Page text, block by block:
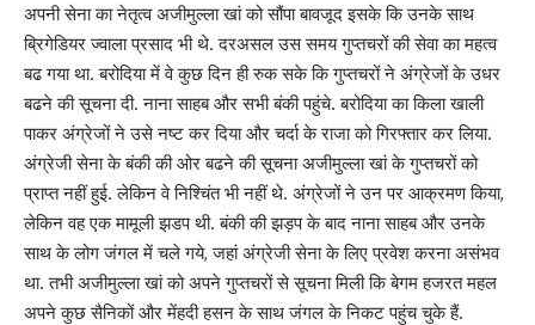
अपनी सेना का नेतृत्व अजीमुल्ला खां को सौंपा बावजूद इसके कि उनके साथ
ब्रिगेडियर ज्वाला प्रसाद भी थे. दरअसल उस समय गुप्तचरों की सेवा का महत्व
बढ गया था. बरोदिया में वे कुछ दिन ही रुक सके कि गुप्तचरों ने अंग्रेजों के उधर
बढने की सूचना दी. नाना साहब और सभी बंकी पहुंचे. बरोदिया का किला खाली
पाकर अंग्रेजों ने उसे नष्ट कर दिया और चर्दा के राजा को गिरफ्तार कर लिया.
अंग्रेजी सेना के बंकी की ओर बढने की सूचना अजीमुल्ला खां के गुप्तचरों को
प्राप्त नहीं हुई. लेकिन वे निश्चिंत भी नहीं थे. अंग्रेजों ने उन पर आक्रमण किया,
लेकिन वह एक मामूली झडप थी. बंकी की झड़प के बाद नाना साहब और उनके
साथ के लोग जंगल में चले गये, जहां अंग्रेजी सेना के लिए प्रवेश करना असंभव
था. तभी अजीमुल्ला खां को अपने गुप्तचरों से सूचना मिली कि बेगम हजरत महल
अपने कुछ सैनिकों और मेंहदी हसन के साथ जंगल के निकट पहुंच चुके हैं.